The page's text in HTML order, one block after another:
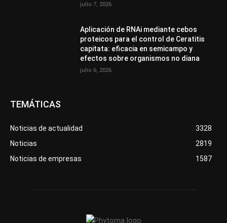
julio 7, 2026
Aplicación de RNAi mediante cebos
proteicos para el control de Ceratitis
capitata: eficacia en semicampo y
efectos sobre organismos no diana
julio 6, 2026
TEMÁTICAS
Noticias de actualidad
3328
Noticias
2819
Noticias de empresas
1587